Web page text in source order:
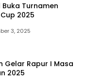
Turnamen
2025
3, 2025
Gelar Rapur I Masa
2025